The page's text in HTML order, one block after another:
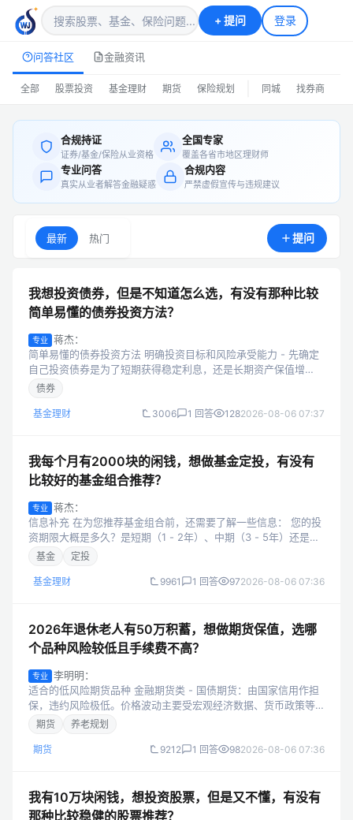
+提问 登录
问答社区 金融资讯
全部 股票投资 基金理财 期货 保险规划 同城 找券商
合规持证
证券/基金/保险从业资格
全国专家
覆盖各省市地区理财师
专业问答
真实从业者解答金融疑惑
合规内容
严禁虚假宣传与违规建议
最新 热门 提问
我想投资债券，但是不知道怎么选，有没有那种比较
简单易懂的债券投资方法？
专业
蒋杰：
简单易懂的债券投资方法 明确投资目标和风险承受能力 - 先确定
自己投资债券是为了短期获得稳定利息，还是长期资产保值增
值。 - 评估自己能接受的风险程度，比如能否承受债券价格的短
债券
基金理财 3006 1 回答 1282026-08-06 07:37
我每个月有2000块的闲钱，想做基金定投，有没有
比较好的基金组合推荐？
专业
蒋杰：
信息补充 在为您推荐基金组合前，还需要了解一些信息： 您的投
资期限大概是多久？是短期（1 - 2年）、中期（3 - 5年）还是长
期（5年以上）？ 您个人的风险承受能力如何，是保守型、稳健型
基金 定投
基金理财 9961 1 回答 972026-08-06 07:36
2026年退休老人有50万积蓄，想做期货保值，选哪
个品种风险较低且手续费不高？
专业
李明明：
适合的低风险期货品种 金融期货类 - 国债期货：由国家信用作担
保，违约风险极低。价格波动主要受宏观经济数据、货币政策等
稳定且可预测的因素影响，不像股票市场那样容易受到企业经营
期货 养老规划
期货 9212 1 回答 982026-08-06 07:36
我有10万块闲钱，想投资股票，但是又不懂，有没有
那种比较稳健的股票推荐？